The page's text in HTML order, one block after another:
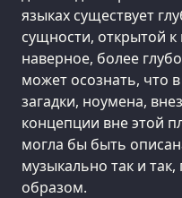
языках существует
сущности, открытой к
наверное, более
может осознать, что
загадки, ноумена,
концепции вне этой
могла бы быть
музыкально так и
образом.